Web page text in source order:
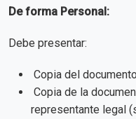
De forma Personal:
Debe presentar:
Copia del
Copia de la
representante legal